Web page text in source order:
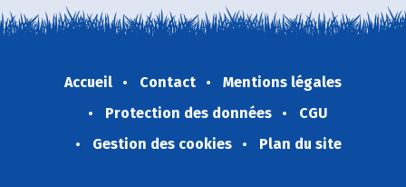
Accueil Contact
Mentions légales
Protection des données
CGU
Gestion des cookies
Plan du site